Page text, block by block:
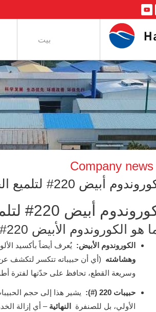
بيت
Company news
أبيض 220# لتلميع الخشب
أبيض 220# لتلميع الخشب
هو الكوروندوم الأبيض 220#؟
الكوروندوم الأبيض: يُعرف أيضاً بأكسيد
وهشاشته (أي أن حبيباته تتكسر لتكشف
وسريعة القطع، تحافظ على حدّتها لفترة
حبيبات 220 (#): يشير هذا إلى حجم الحبيبات. حبيبات
الأولي، بل للصنفرة
النهائية